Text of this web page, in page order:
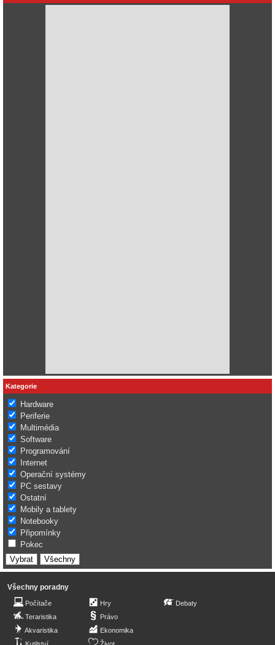
Kategorie
Hardware
Periferie
Multimédia
Software
Programování
Internet
Operační systémy
PC sestavy
Ostatní
Mobily a tablety
Notebooky
Připomínky
Pokec
Všechny poradny
Počítače
Teraristika
Akvaristika
Hry
Právo
Ekonomika
Debaty